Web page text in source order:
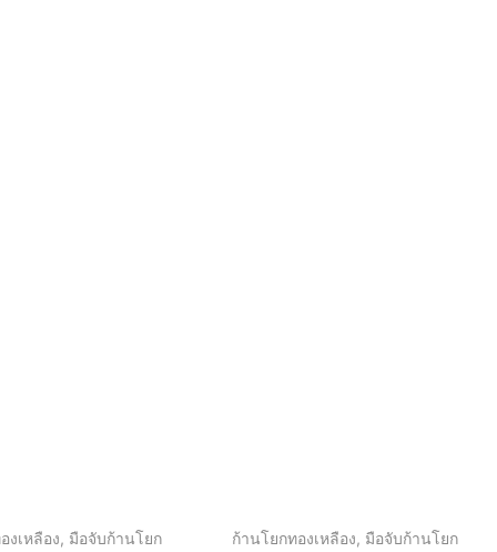
งเหลือง, มือจับก้านโยก
ก้านโยกทองเหลือง, มือจับก้านโยก